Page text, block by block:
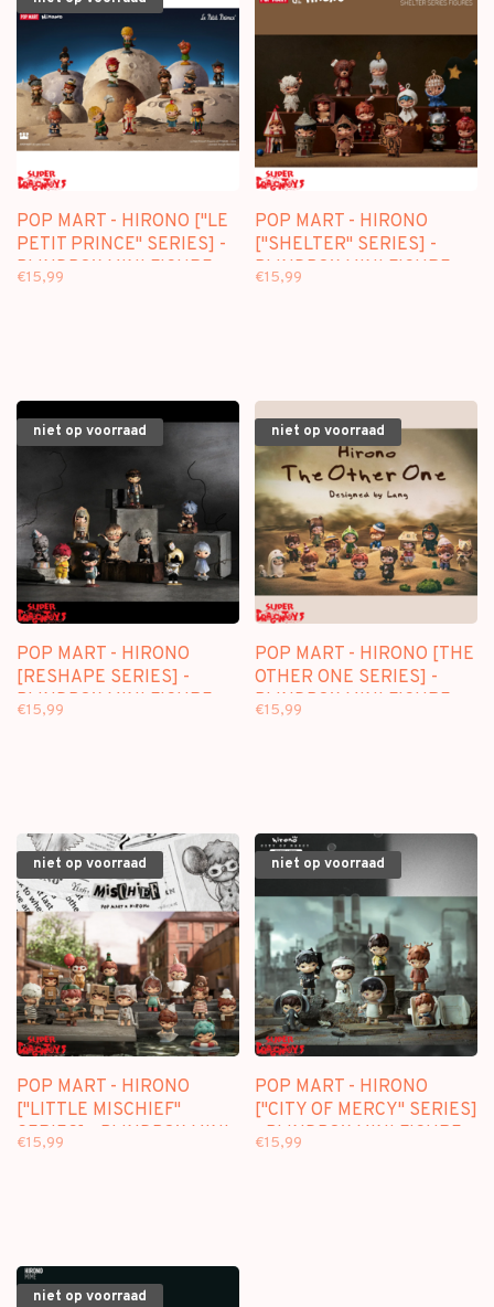
POP MART - HIRONO ["LE
PETIT PRINCE" SERIES] -
BLINDBOX MINI FIGURE -
€15,99
POP MART - HIRONO
["SHELTER" SERIES] -
BLINDBOX MINI FIGURE
€15,99
niet op voorraad
POP MART - HIRONO
[RESHAPE SERIES] -
BLINDBOX MINI FIGURE
€15,99
niet op voorraad
POP MART - HIRONO [THE
OTHER ONE SERIES] -
BLINDBOX MINI FIGURE
€15,99
niet op voorraad
POP MART - HIRONO
["LITTLE MISCHIEF"
SERIES] - BLINDBOX MINI
€15,99
niet op voorraad
POP MART - HIRONO
["CITY OF MERCY" SERIES]
- BLINDBOX MINI FIGURE
€15,99
niet op voorraad